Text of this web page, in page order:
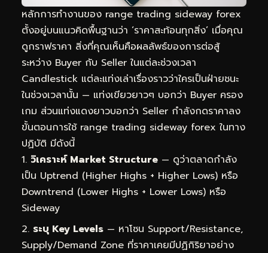
หลักการทำงานของ range trading sideway forex
ตั้งอยู่บนแนวคิดพื้นฐานว่า ‘ราคาสะท้อนทุกสิ่ง’ เมื่อคุณ
ดูกราฟราคา สิ่งที่คุณเห็นคือผลลัพธ์ของการต่อสู้
ระหว่าง Buyer กับ Seller ในแต่ละช่วงเวลา
Candlestick แต่ละแท่งเล่าเรื่องราวว่าใครเป็นฝ่ายชนะ
ในช่วงเวลานั้น — แท่งเขียวยาวๆ บอกว่า Buyer ครอง
เกม ส่วนแท่งแดงยาวบอกว่า Seller กำลังกดราคาลง
ขั้นตอนการใช้ range trading sideway forex ในทาง
ปฏิบัติ มีดังนี้
วิเคราะห์ Market Structure — ดูว่าตลาดกำลัง
เป็น Uptrend (Higher Highs + Higher Lows) หรือ
Downtrend (Lower Highs + Lower Lows) หรือ
Sideway
ระบุ Key Levels — หาโซน Support/Resistance,
Supply/Demand Zone ที่ราคาเคยมีปฏิกิริยาอย่าง